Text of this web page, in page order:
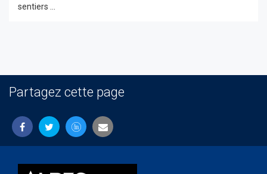
sentiers ...
Partagez cette page